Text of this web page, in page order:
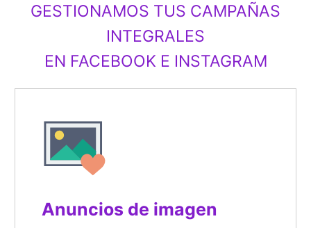
GESTIONAMOS TUS CAMPAÑAS
INTEGRALES
EN FACEBOOK E INSTAGRAM
Anuncios de imagen